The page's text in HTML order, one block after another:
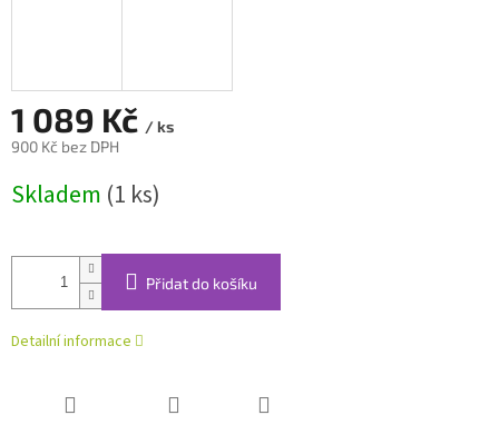
1 089 Kč / ks
900 Kč bez DPH
cena:
Skladem (1 ks)
Přidat do košíku
Detailní informace